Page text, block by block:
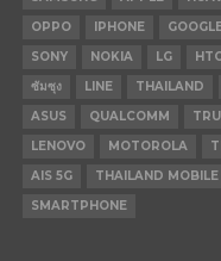
OPPO
IPHONE
SONY
NOKIA LG HTC
ซัมซุง
LINE THAILAND
ASUS
QUALCOMM
LENOVO
MOTOROLA
AIS 5G
THAILAND MOBILE
SMARTPHONE